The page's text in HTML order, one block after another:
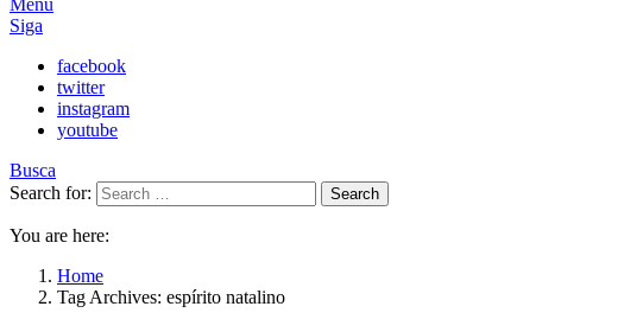
Menu
Siga
facebook
twitter
instagram
youtube
Busca
Search for:
Search
You are here:
Home
Tag Archives: espírito natalino